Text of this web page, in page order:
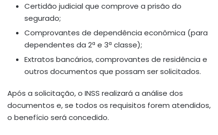
Certidão judicial que comprove a prisão do
segurado;
Comprovantes de dependência econômica (para
dependentes da 2ª e 3ª classe);
Extratos bancários, comprovantes de residência e
outros documentos que possam ser solicitados.
Após a solicitação, o INSS realizará a análise dos
documentos e, se todos os requisitos forem atendidos,
o benefício será concedido.